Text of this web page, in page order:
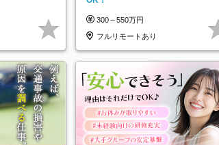
300～550万円
フルリモートあり